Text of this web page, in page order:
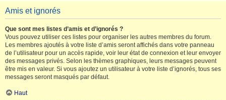
Amis et ignorés
Que sont mes listes d’amis et d’ignorés ?
Vous pouvez utiliser ces listes pour organiser les autres membres du forum.
Les membres ajoutés à votre liste d’amis seront affichés dans votre panneau
de l’utilisateur pour un accès rapide, voir leur état de connexion et leur envoyer
des messages privés. Selon les thèmes graphiques, leurs messages peuvent
être mis en valeur. Si vous ajoutez un utilisateur à votre liste d’ignorés, tous ses
messages seront masqués par défaut.
Haut